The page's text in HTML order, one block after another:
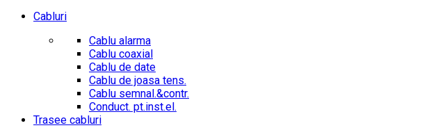
Cabluri
Cablu alarma
Cablu coaxial
Cablu de date
Cablu de joasa tens.
Cablu semnal.&contr.
Conduct. pt.inst.el.
Trasee cabluri